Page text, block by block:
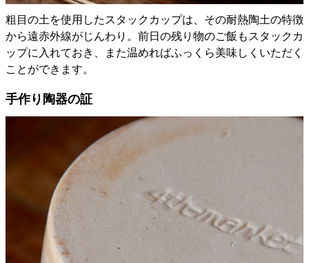
粗目の土を使用したスタックカップは、その耐熱陶土の特徴
から遠赤外線がじんわり。前日の残り物のご飯もスタックカ
ップに入れておき、また温めればふっくら美味しくいただく
ことができます。
手作り陶器の証